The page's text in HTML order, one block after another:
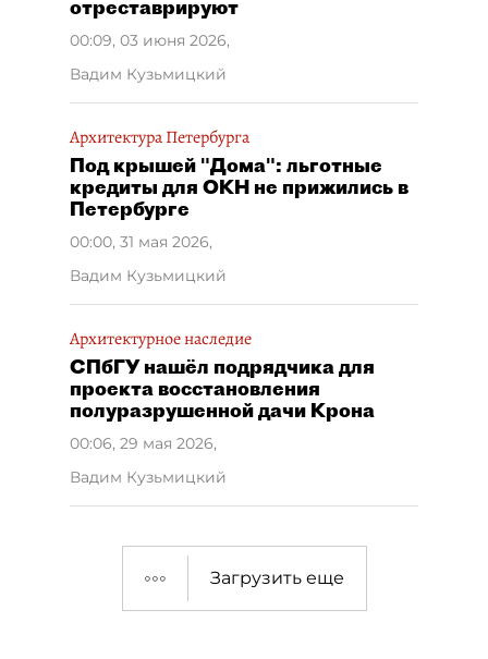
отреставрируют
00:09, 03 июня 2026,
Вадим Кузьмицкий
Архитектура Петербурга
Под крышей "Дома": льготные
кредиты для ОКН не прижились в
Петербурге
00:00, 31 мая 2026,
Вадим Кузьмицкий
Архитектурное наследие
СПбГУ нашёл подрядчика для
проекта восстановления
полуразрушенной дачи Крона
00:06, 29 мая 2026,
Вадим Кузьмицкий
Загрузить еще